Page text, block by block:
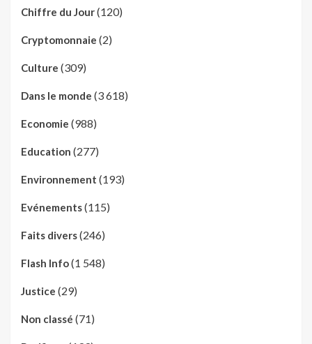
Chiffre du Jour(120)
Cryptomonnaie (2)
Culture (309)
Dans le monde (3 618)
Economie (988)
Education (277)
Environnement (193)
Evénements(115)
Faits divers(246)
Flash Info(1 548)
Justice (29)
Non classé (71)